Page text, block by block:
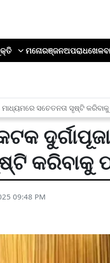
ମନୋରଞ୍ଜନଅପରାଧଖେଳ
ସଚେତନତା ସୃଷ୍ଟି
କରିବାକୁ
09:48 PM